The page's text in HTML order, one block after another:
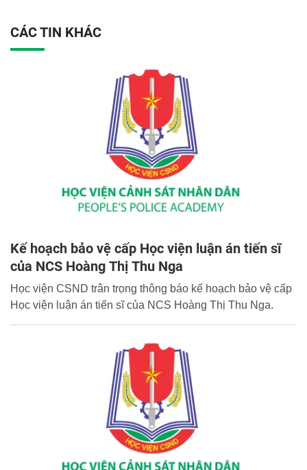
CÁC TIN KHÁC
Kế hoạch bảo vệ cấp Học viện luận án tiến sĩ
của NCS Hoàng Thị Thu Nga
Học viện CSND trân trọng thông báo kế hoạch bảo vệ cấp
Học viện luận án tiến sĩ của NCS Hoàng Thị Thu Nga.